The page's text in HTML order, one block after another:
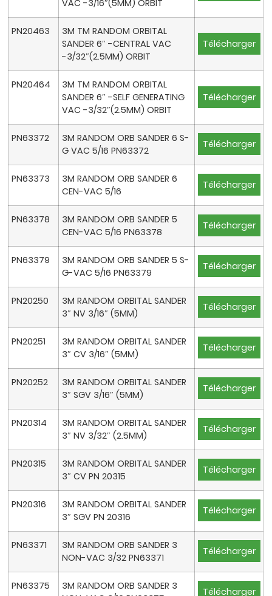
VAC -3/16″(5MM) ORBIT
PN20463
3M TM RANDOM ORBITAL
SANDER 6″ -CENTRAL VAC
-3/32″(2.5MM) ORBIT
Télécharger
PN20464
3M TM RANDOM ORBITAL
SANDER 6″ -SELF GENERATING
VAC -3/32″(2.5MM) ORBIT
Télécharger
PN63372
3M RANDOM ORB SANDER 6 S-
G VAC 5/16 PN63372
Télécharger
PN63373
3M RANDOM ORB SANDER 6
CEN-VAC 5/16
Télécharger
PN63378
3M RANDOM ORB SANDER 5
CEN-VAC 5/16 PN63378
Télécharger
PN63379
3M RANDOM ORB SANDER 5 S-
G-VAC 5/16 PN63379
Télécharger
PN20250
3M RANDOM ORBITAL SANDER
3″ NV 3/16″ (5MM)
Télécharger
PN20251
3M RANDOM ORBITAL SANDER
3″ CV 3/16″ (5MM)
Télécharger
PN20252
3M RANDOM ORBITAL SANDER
3″ SGV 3/16″ (5MM)
Télécharger
PN20314
3M RANDOM ORBITAL SANDER
3″ NV 3/32″ (2.5MM)
Télécharger
PN20315
3M RANDOM ORBITAL SANDER
3″ CV PN 20315
Télécharger
PN20316
3M RANDOM ORBITAL SANDER
3″ SGV PN 20316
Télécharger
PN63371
3M RANDOM ORB SANDER 3
NON-VAC 3/32 PN63371
Télécharger
PN63375
3M RANDOM ORB SANDER 3
Télécharger